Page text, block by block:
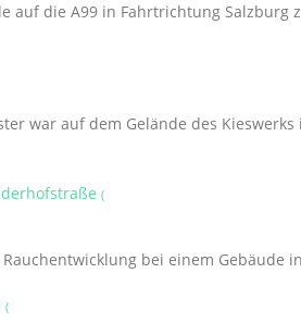
auf die A99 in Fahrtrichtung
war auf dem Gelände des
(
bei einem Gebäude
(